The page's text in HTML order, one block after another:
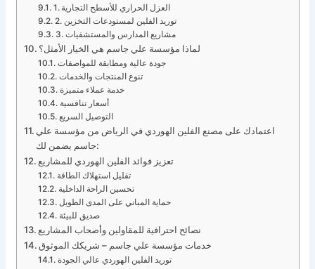
1. العزل الحراري للأسطح التجارية
2. توريد الفلين لمستودعات التخزين
3. مشاريع المدارس والمستشفيات
لماذا مؤسسة علي جاسم هي الخيار الأمثل؟
جودة عالية ومطابقة للمواصفات
تنوع المنتجات والخدمات
خدمة عملاء متميزة
أسعار تنافسية
التوصيل السريع
اعتمادك على مصنع الفلين الهوردي في الرياض من مؤسسة علي
جاسم يضمن لك:
تعزيز فوائد الفلين الهوردي للمشاريع
تقليل استهلاك الطاقة
تحسين الراحة الداخلية
حماية المباني على المدى الطويل
صديق للبيئة
نصائح احترافية للمقاولين وأصحاب المشاريع
خدمات مؤسسة علي جاسم – شريكك الموثوق
توريد الفلين الهوردي عالي الجودة